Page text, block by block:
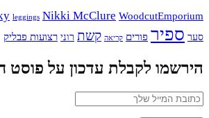
leggings Nikki McClure WoodcutEmporium
סער ספיר פורים קריאה קשת רוני רצועות פבליק
הירשמו לקבלת עדכון על פוסט